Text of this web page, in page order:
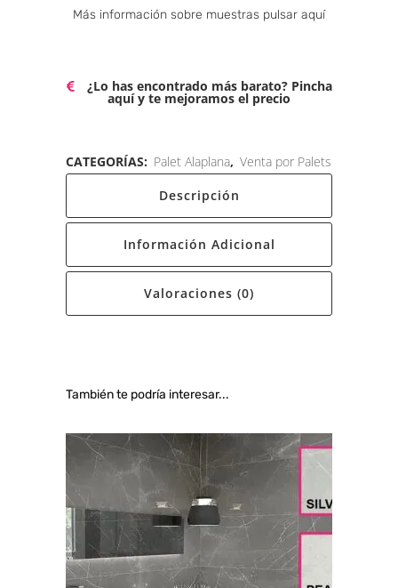
Más información sobre muestras pulsar aquí
¿Lo has encontrado más barato? Pincha
aquí y te mejoramos el precio
CATEGORÍAS: Palet Alaplana, Venta por Palets
Descripción
Información Adicional
Valoraciones (0)
También te podría interesar...